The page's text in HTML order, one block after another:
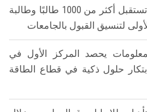
معامل التنسيق الإلكتروني تستقبل أكثر من 1000 طالبًا وطالبة
لتنسيق القبول بالجامعات
يحصد المركز الأول في
حلول ذكية في قطاع الطاقة